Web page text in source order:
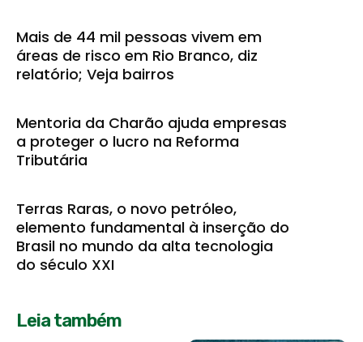
Mais de 44 mil pessoas vivem em
áreas de risco em Rio Branco, diz
relatório; Veja bairros
Mentoria da Charão ajuda empresas
a proteger o lucro na Reforma
Tributária
Terras Raras, o novo petróleo,
elemento fundamental à inserção do
Brasil no mundo da alta tecnologia
do século XXI
Leia também